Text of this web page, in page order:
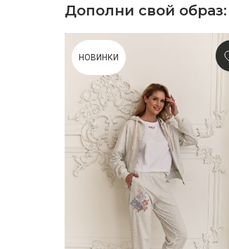
Дополни свой образ:
НОВИНКИ